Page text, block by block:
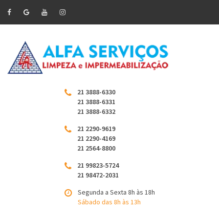
21 3888-6330
21 3888-6331
21 3888-6332
21 2290-9619
21 2290-4169
21 2564-8800
21 99823-5724
21 98472-2031
Segunda a Sexta 8h às 18h
Sábado das 8h às 13h